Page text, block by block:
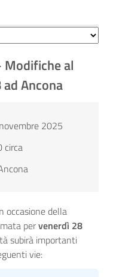
Modifiche al
Ancona
2025
circa
occasione della
pervenerdì 28
subirà importanti
vie: